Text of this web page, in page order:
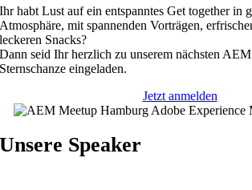
Ihr habt Lust auf ein entspanntes Get together in
Atmosphäre, mit spannenden Vorträgen,
leckeren Snacks?
Dann seid Ihr herzlich zu unserem nächsten
Sternschanze eingeladen.
Jetzt anmelden
Unsere Speaker